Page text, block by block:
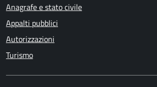
Anagrafe e stato civile
Appalti pubblici
Autorizzazioni
Turismo